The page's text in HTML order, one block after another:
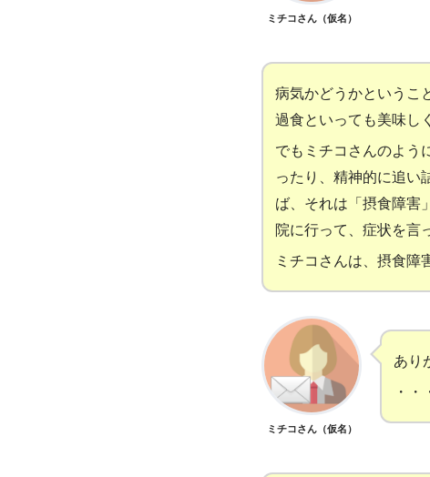
ミチコさん（仮名）
病気かどうかというこ
過食といっても美味し
でもミチコさんのよう
ったり、精神的に追い
ば、それは「摂食障害
院に行って、症状を言
ミチコさんは、摂食障
ミチコさん（仮名）
あり
・・